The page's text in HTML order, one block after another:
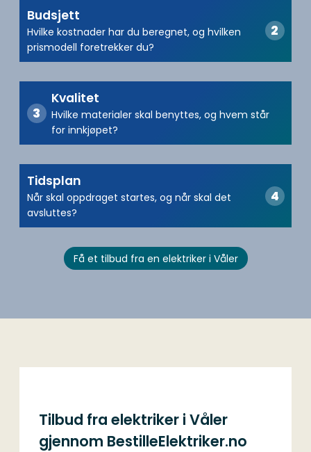
Budsjett
Hvilke kostnader har du beregnet, og hvilken
prismodell foretrekker du?
Kvalitet
Hvilke materialer skal benyttes, og hvem står
for innkjøpet?
Tidsplan
Når skal oppdraget startes, og når skal det
avsluttes?
Få et tilbud fra en elektriker i Våler
Tilbud fra elektriker i Våler
gjennom BestilleElektriker.no